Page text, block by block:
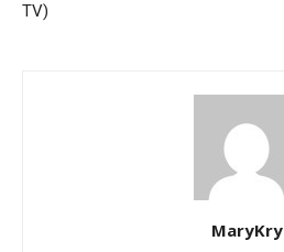
TV)
MaryKry